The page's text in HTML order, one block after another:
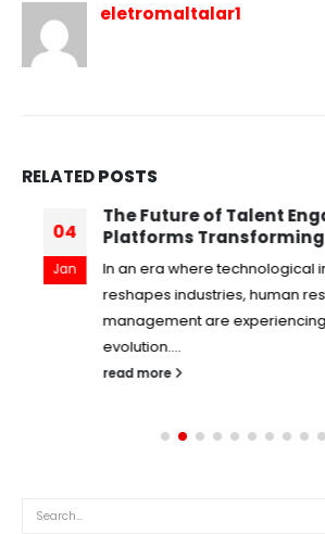
eletromaltalar1
RELATEDPOSTS
04
Jan
The Future of Talent
Platforms Transforming
In an era where technological
reshapes industries, human
management are experiencing
evolution....
read more